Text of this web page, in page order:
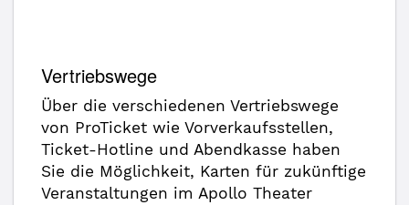
Vertriebswege
Über die verschiedenen Vertriebswege
von ProTicket wie Vorverkaufsstellen,
Ticket-Hotline und Abendkasse haben
Sie die Möglichkeit, Karten für zukünftige
Veranstaltungen im Apollo Theater